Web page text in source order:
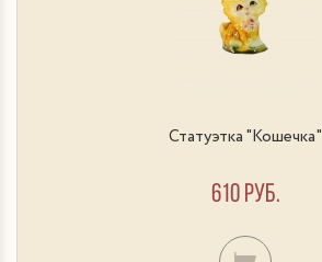
Статуэтка "Кошечка"
610 руб.